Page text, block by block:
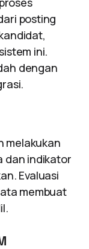
posting
ini.
dengan
melakukan
dan indikator
Evaluasi
membuat